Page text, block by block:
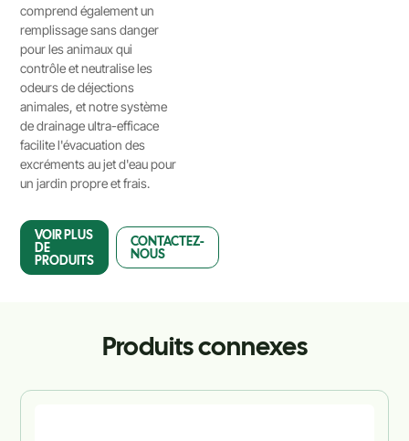
comprend également un
remplissage sans danger
pour les animaux qui
contrôle et neutralise les
odeurs de déjections
animales, et notre système
de drainage ultra-efficace
facilite l'évacuation des
excréments au jet d'eau pour
un jardin propre et frais.
VOIR PLUS
DE
PRODUITS
CONTACTEZ-
NOUS
Produits connexes